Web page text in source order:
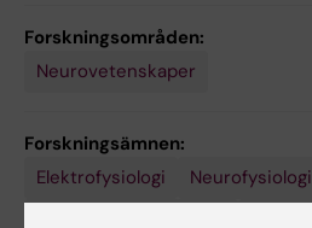
Forskningsområden:
Neurovetenskaper
Forskningsämnen:
Elektrofysiologi
Neurofysiologi